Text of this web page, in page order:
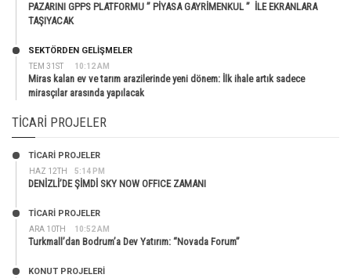
PAZARINI GPPS PLATFORMU ” PİYASA GAYRİMENKUL ” İLE EKRANLARA
TAŞIYACAK
TEM 31ST 10:12 AM
SEKTÖRDEN GELIŞMELER
Miras kalan ev ve tarım arazilerinde yeni dönem: İlk ihale artık sadece
mirasçılar arasında yapılacak
TICARI PROJELER
HAZ 12TH 5:14 PM
TİCARİ PROJELER
DENİZLİ’DE ŞİMDİ SKY NOW OFFICE ZAMANI
ARA 10TH 10:52 AM
TİCARİ PROJELER
Turkmall’dan Bodrum’a Dev Yatırım: “Novada Forum”
KONUT PROJELERI